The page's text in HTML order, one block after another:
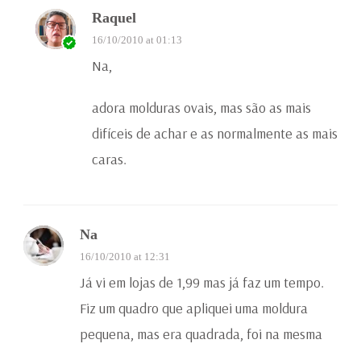
Raquel
16/10/2010 at 01:13
Na,
adora molduras ovais, mas são as mais
difíceis de achar e as normalmente as mais
caras.
Na
16/10/2010 at 12:31
Já vi em lojas de 1,99 mas já faz um tempo.
Fiz um quadro que apliquei uma moldura
pequena, mas era quadrada, foi na mesma